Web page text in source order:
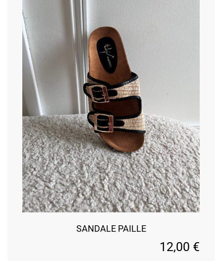
SANDALE PAILLE
12,00 €